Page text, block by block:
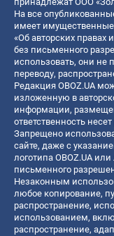
На все
имеет
«Об авторских правах
без письменного
использовать, они не
переводу,
Редакция OBOZ.UA
изложенную в
информации,
ответственность
Запрещено
сайте, даже с
логотипа OBOZ.UA
письменного
Незаконным
любое копирование,
распространение,
использованием,
распространение,